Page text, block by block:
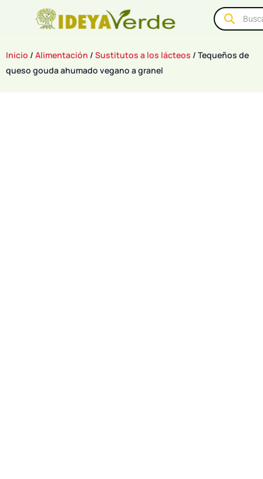
Inicio / Alimentación / Sustitutos a los lácteos / Tequeños de
queso gouda ahumado vegano a granel